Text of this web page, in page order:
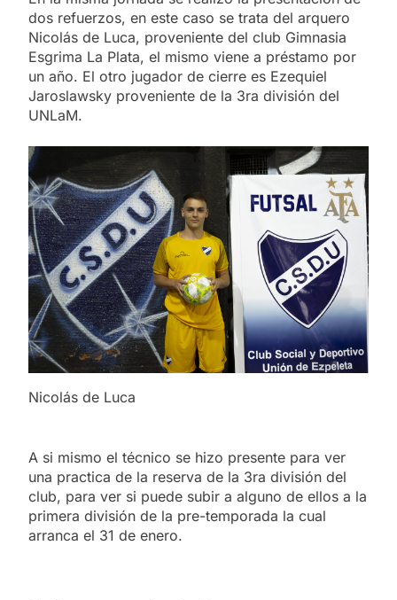
dos refuerzos, en este caso se trata del arquero
Nicolás de Luca, proveniente del club Gimnasia
Esgrima La Plata, el mismo viene a préstamo por
un año. El otro jugador de cierre es Ezequiel
Jaroslawsky proveniente de la 3ra división del
UNLaM.
Nicolás de Luca
A si mismo el técnico se hizo presente para ver
una practica de la reserva de la 3ra división del
club, para ver si puede subir a alguno de ellos a la
primera división de la pre-temporada la cual
arranca el 31 de enero.